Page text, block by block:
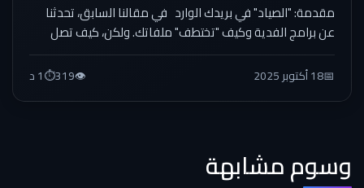
مقدمة: "الصياد" في بريدك الوارد في مقالنا السابق، تحدثنا
عن برامج الفدية وكيف "تختطف" ملفاتك. ولكن، كيف تصل
هذه...
📅18 أكتوبر 2025 👁️
319
⏱️1 د
وسوم مشابهة